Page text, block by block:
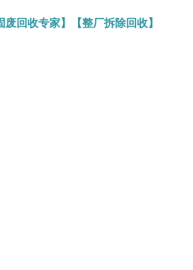
回收专家】【整厂拆除回收】